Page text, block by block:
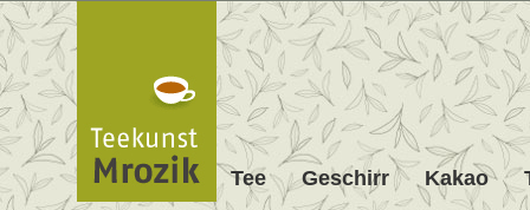
Tee Geschirr Kakao